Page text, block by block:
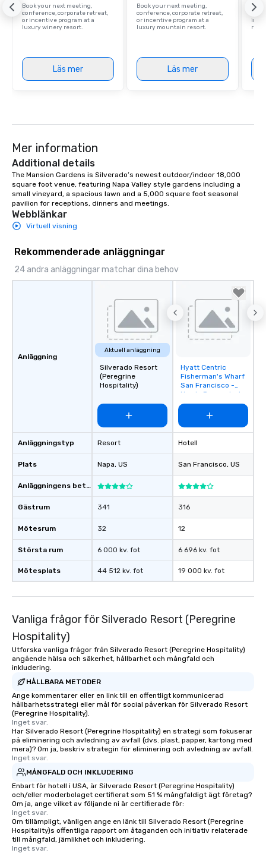
Book your next meeting,
conference, corporate retreat,
or incentive program at a
luxury winery resort.
Läs mer
Book your next meeting,
conference, corporate retreat,
or incentive program at a
luxury mountain resort.
Läs mer
Find
Mer information
Additional details
The Mansion Gardens is Silverado’s newest outdoor/indoor 18,000
square foot venue, featuring Napa Valley style gardens including a
small vineyard, a spacious lawn and a 5,000 square foot seasonal
pavilion for receptions, dinners and meetings.
Webblänkar
Virtuell visning
Rekommenderade anläggningar
24 andra anläggningar matchar dina behov
Anläggning
Anläggningstyp
Plats
Anläggningens betyg
Gästrum
Mötesrum
Största rum
Mötesplats
Aktuell anläggning
Silverado Resort
(Peregrine
Hospitality)
Resort
Napa, US
341
32
6 000 kv. fot
44 512 kv. fot
Removed from
favorites
Hyatt Centric
Fisherman's Wharf
San Francisco -
Newly Renovated
Hotell
San Francisco, US
316
12
6 696 kv. fot
19 000 kv. fot
Vanliga frågor för Silverado Resort (Peregrine
Hospitality)
Utforska vanliga frågor från Silverado Resort (Peregrine Hospitality)
angående hälsa och säkerhet, hållbarhet och mångfald och
inkludering.
HÅLLBARA METODER
Ange kommentarer eller en link till en offentligt kommunicerad
hållbarhetsstrategi eller mål för social påverkan för Silverado Resort
(Peregrine Hospitality).
Inget svar.
Har Silverado Resort (Peregrine Hospitality) en strategi som fokuserar
på eliminering och avledning av avfall (dvs. plast, papper, kartong med
mera)? Om ja, beskriv strategin för eliminering och avledning av avfall.
Inget svar.
MÅNGFALD OCH INKLUDERING
Enbart för hotell i USA, är Silverado Resort (Peregrine Hospitality)
och/eller moderbolaget certifierat som 51 % mångfaldigt ägt företag?
Om ja, ange vilket av följande ni är certifierade för:
Inget svar.
Om tillämpligt, vänligen ange en länk till Silverado Resort (Peregrine
Hospitality)s offentliga rapport om åtaganden och initiativ relaterade
till mångfald, jämlikhet och inkludering.
Inget svar.